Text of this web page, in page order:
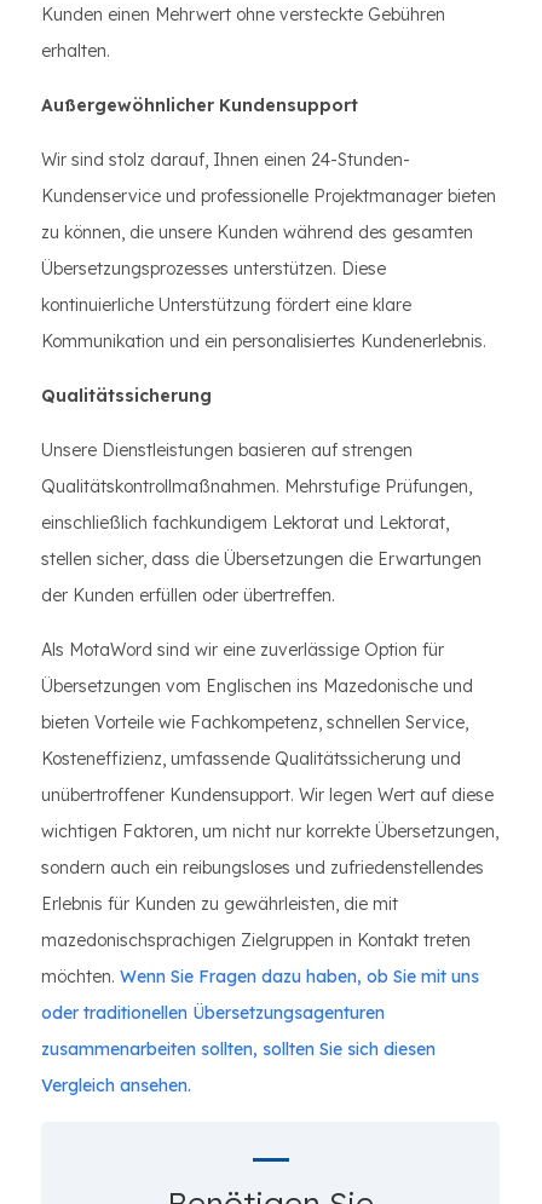
Kunden einen Mehrwert ohne versteckte Gebühren
erhalten.
Außergewöhnlicher Kundensupport
Wir sind stolz darauf, Ihnen einen 24-Stunden-
Kundenservice und professionelle Projektmanager bieten
zu können, die unsere Kunden während des gesamten
Übersetzungsprozesses unterstützen. Diese
kontinuierliche Unterstützung fördert eine klare
Kommunikation und ein personalisiertes Kundenerlebnis.
Qualitätssicherung
Unsere Dienstleistungen basieren auf strengen
Qualitätskontrollmaßnahmen. Mehrstufige Prüfungen,
einschließlich fachkundigem Lektorat und Lektorat,
stellen sicher, dass die Übersetzungen die Erwartungen
der Kunden erfüllen oder übertreffen.
Als MotaWord sind wir eine zuverlässige Option für
Übersetzungen vom Englischen ins Mazedonische und
bieten Vorteile wie Fachkompetenz, schnellen Service,
Kosteneffizienz, umfassende Qualitätssicherung und
unübertroffener Kundensupport. Wir legen Wert auf diese
wichtigen Faktoren, um nicht nur korrekte Übersetzungen,
sondern auch ein reibungsloses und zufriedenstellendes
Erlebnis für Kunden zu gewährleisten, die mit
mazedonischsprachigen Zielgruppen in Kontakt treten
möchten. Wenn Sie Fragen dazu haben, ob Sie mit uns
oder traditionellen Übersetzungsagenturen
zusammenarbeiten sollten, sollten Sie sich diesen
Vergleich ansehen.